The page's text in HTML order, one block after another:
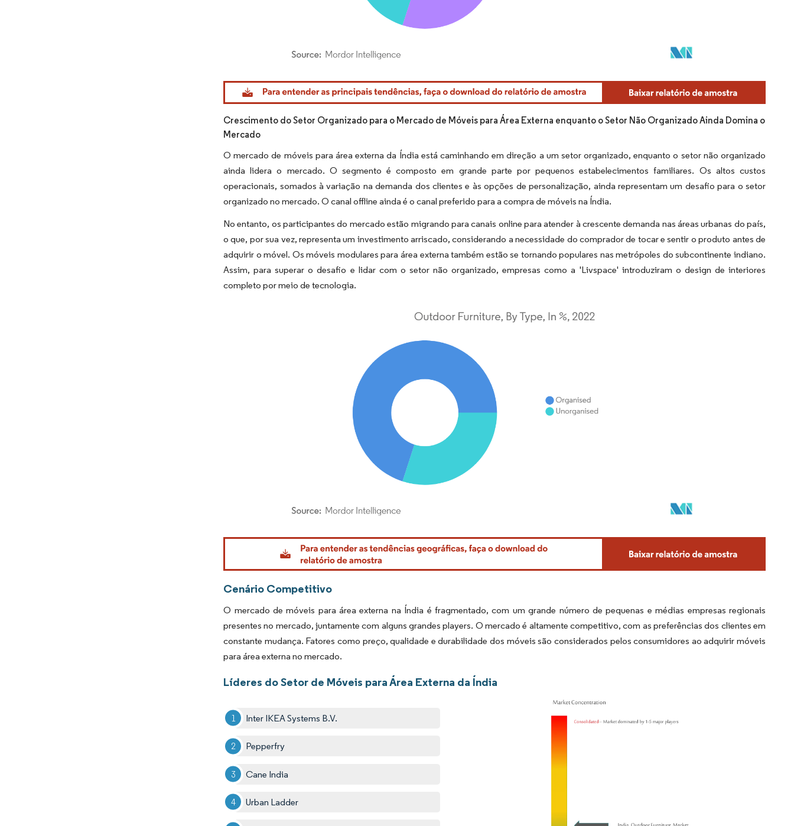
Imagem © Mordor Intelligence. O reuso requer atribuição conforme CC BY 4.0.
Crescimento do Setor Organizado para o Mercado de Móveis para Área Externa enquanto o Setor Não Organizado Ainda Domina o
Mercado
O mercado de móveis para área externa da Índia está caminhando em direção a um setor organizado, enquanto o setor não organizado
ainda lidera o mercado. O segmento é composto em grande parte por pequenos estabelecimentos familiares. Os altos custos
operacionais, somados à variação na demanda dos clientes e às opções de personalização, ainda representam um desafio para o setor
organizado no mercado. O canal offline ainda é o canal preferido para a compra de móveis na Índia.
No entanto, os participantes do mercado estão migrando para canais online para atender à crescente demanda nas áreas urbanas do país,
o que, por sua vez, representa um investimento arriscado, considerando a necessidade do comprador de tocar e sentir o produto antes de
adquirir o móvel. Os móveis modulares para área externa também estão se tornando populares nas metrópoles do subcontinente indiano.
Assim, para superar o desafio e lidar com o setor não organizado, empresas como a 'Livspace' introduziram o design de interiores
completo por meio de tecnologia.
Imagem © Mordor Intelligence. O reuso requer atribuição conforme CC BY 4.0.
Cenário Competitivo
O mercado de móveis para área externa na Índia é fragmentado, com um grande número de pequenas e médias empresas regionais
presentes no mercado, juntamente com alguns grandes players. O mercado é altamente competitivo, com as preferências dos clientes em
constante mudança. Fatores como preço, qualidade e durabilidade dos móveis são considerados pelos consumidores ao adquirir móveis
para área externa no mercado.
Líderes do Setor de Móveis para Área Externa da Índia
Inter IKEA Systems B.V.
Pepperfry
Cane India
Urban Ladder